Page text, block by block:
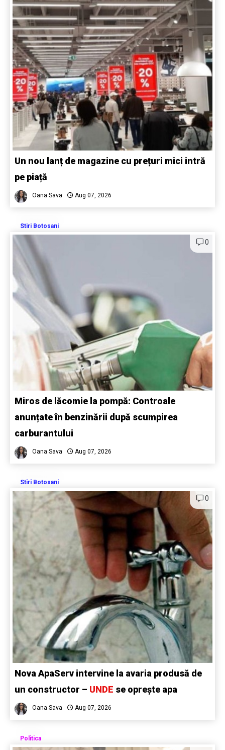
Un nou lanț de magazine cu prețuri mici intră
pe piață
Oana Sava Aug 07, 2026
Stiri Botosani
0
Miros de lăcomie la pompă: Controale
anunțate în benzinării după scumpirea
carburantului
Oana Sava Aug 07, 2026
Stiri Botosani
0
Nova ApaServ intervine la avaria produsă de
un constructor – UNDE se oprește apa
Oana Sava Aug 07, 2026
Politica